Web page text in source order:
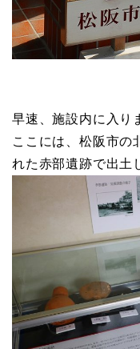
早速、施設内に入り
ここには、松阪市の
れた赤部遺跡で出土